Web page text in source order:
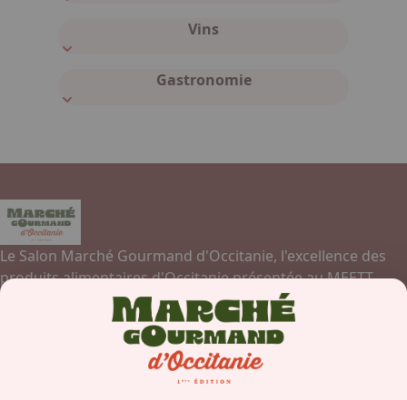
Vins
Gastronomie
Le Salon Marché Gourmand d'Occitanie, l'excellence des
produits alimentaires d'Occitanie présentée au MEETT,
Parc des Expositions, Centre de Conventions et Congrès de